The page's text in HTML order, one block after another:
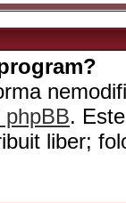
phpBB.
liber;